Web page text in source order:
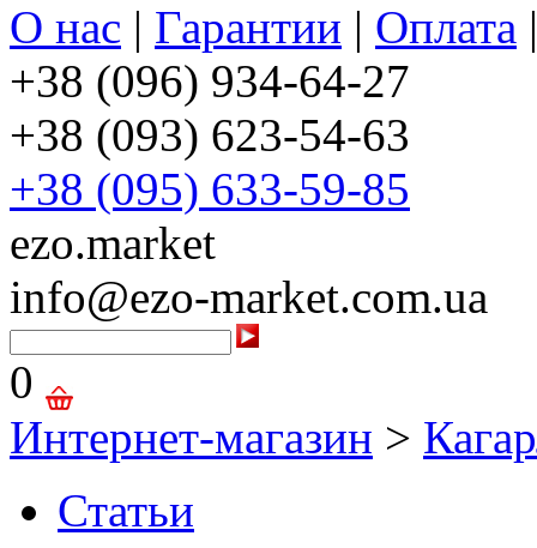
О нас | Гарантии | Оплата
+38 (096) 934-64-27
+38 (093) 623-54-63
+38 (095) 633-59-85
ezo.market
info@ezo-market.com.ua
0
Интернет-магазин >
Статьи